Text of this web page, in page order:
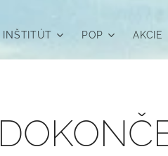
INŠTITÚT POP AKCIE